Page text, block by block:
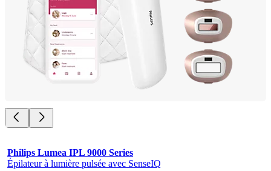
Philips Lumea IPL 9000 Series
Épilateur à lumière pulsée avec SenseIQ